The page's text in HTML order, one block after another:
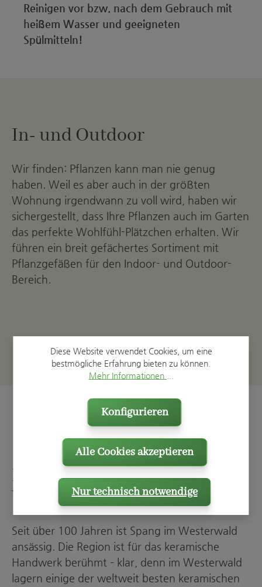
Reinigen vor bzw. nach dem Gebrauch mit
heißem Wasser und geeigneten
Spülmitteln!
In- und Outdoor
Wir finden: Pflanzen kann man nie genug
haben. Weil es aber auch in der größten
Wohnung irgendwann zu voll wird, haben wir
sichergestellt, dass Ihre Pflanzen auch im Garten
das perfekte Wohlfühl-Plätzchen erhalten. Wir
führen ein breit gefächertes Sortiment mit
Pflanzgefäßen für den Indoor- und Outdoor-
Bereich.
Blumentöpfe aus dem
Westerwald
Seit über 100 Jahren ist Spang im Westerwald
ansässig. Die Region ist für das keramische
Handwerk berühmt – klar, denn im Westerwald
lagern einige der weltweit besten keramischen
Diese Website verwendet Cookies, um eine
bestmögliche Erfahrung bieten zu können.
Mehr Informationen ...
Nur technisch notwendige
Konfigurieren
Alle Cookies akzeptieren